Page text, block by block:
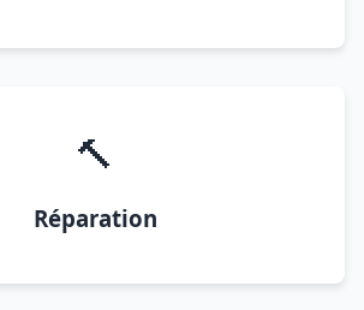
🔨
Réparation